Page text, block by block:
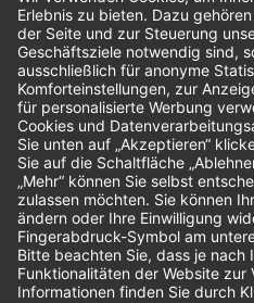
Bewertungen